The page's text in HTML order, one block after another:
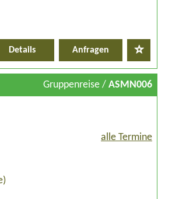
Details Anfragen
Gruppenreise / ASMN006
alle Termine